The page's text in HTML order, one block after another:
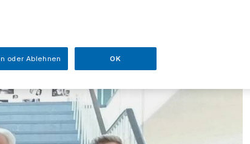
oder Ablehnen OK